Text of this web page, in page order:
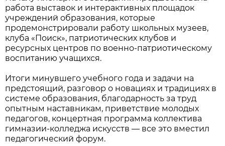
работа выставок и интерактивных площадок
учреждений образования, которые
продемонстрировали работу школьных музеев,
клуба «Поиск», патриотических клубов и
ресурсных центров по военно-патриотическому
воспитанию учащихся.
Итоги минувшего учебного года и задачи на
предстоящий, разговор о новациях и традициях в
системе образования, благодарность за труд
опытным наставникам, приветствие молодых
педагогов, концертная программа коллектива
гимназии-колледжа искусств — все это вместил
педагогический форум.